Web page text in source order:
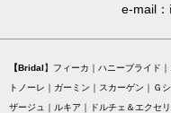
e-mail：
Bridal フィーカ ハニーブライド
トノーレ
ガーミン スカーゲン Ｇ
ザージュ
ルキア ドルチェ＆エクセ